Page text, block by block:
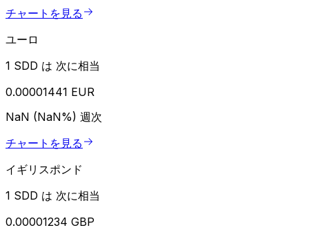
チャートを見る
ユーロ
1 SDD は 次に相当
0.00001441 EUR
NaN (NaN%) 週次
チャートを見る
イギリスポンド
1 SDD は 次に相当
0.00001234 GBP